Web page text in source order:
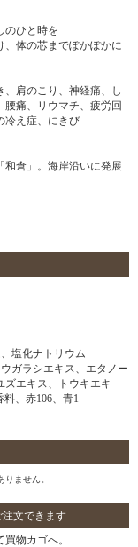
のひと時を
、体の芯までぽかぽかに
肩のこり、神経痛、し
腰痛、リウマチ、疲労回
冷え症、にきび
和倉」。海岸沿いに発展
塩化ナトリウム
ガラシエキス、エタノー
ズエキス、トウキエキ
、赤106、青1
りません。
注文できます
物カゴへ。